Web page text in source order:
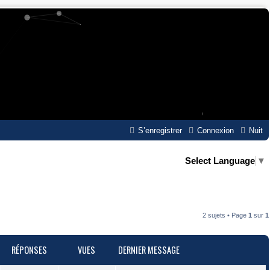
Nuit
Connexion
S’enregistrer
Select Language ▼
2 sujets • Page 1 sur 1
RÉPONSES VUES DERNIER MESSAGE